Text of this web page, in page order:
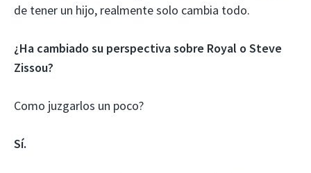
de tener un hijo, realmente solo cambia todo.
¿Ha cambiado su perspectiva sobre Royal o Steve
Zissou?
Como juzgarlos un poco?
Sí.